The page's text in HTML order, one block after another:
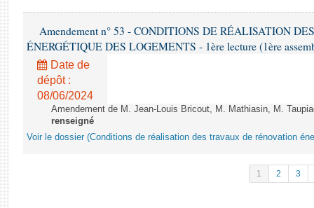
Amendement n° 53 - CONDITIONS DE RÉALISATION
ÉNERGÉTIQUE DES LOGEMENTS - 1ère lecture (1ère
Date de
dépôt :
08/06/2024
Amendement de M. Jean-Louis Bricout, M. Mathiasin, M.
renseigné
Voir le dossier (Conditions de réalisation des travaux de rénovation
1 2 3